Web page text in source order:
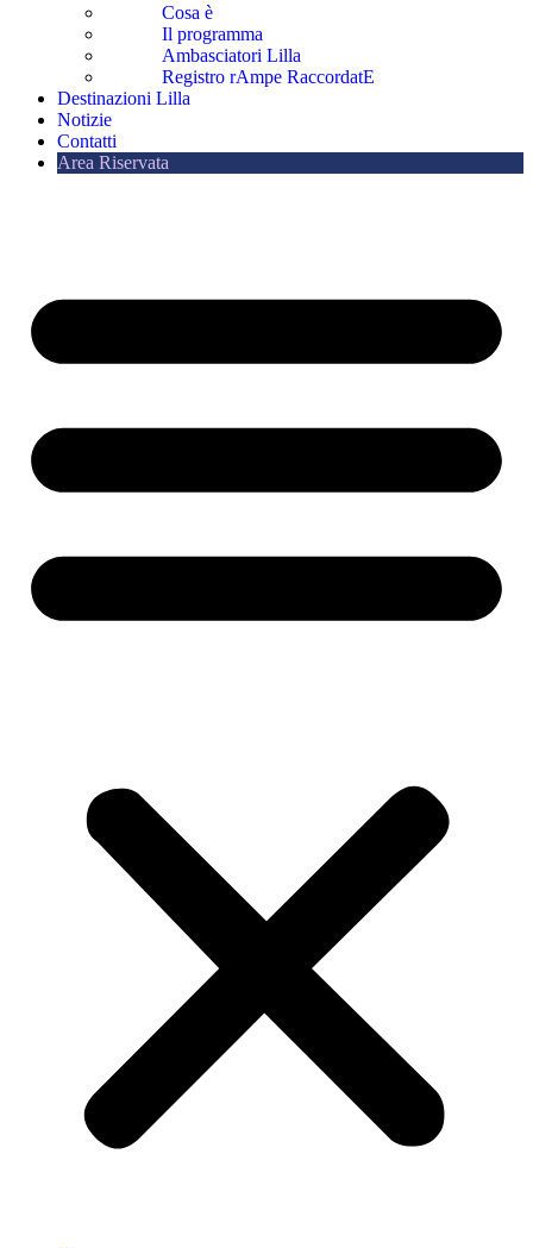
Cosa è
Il programma
Ambasciatori Lilla
Registro rAmpe RaccordatE
Destinazioni Lilla
Notizie
Contatti
Area Riservata